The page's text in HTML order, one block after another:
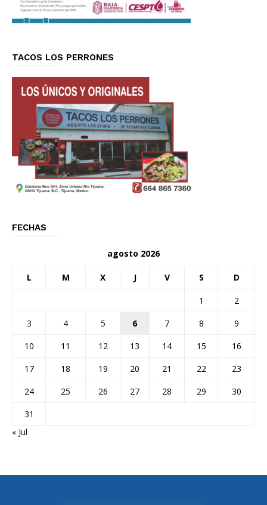
TACOS LOS PERRONES
FECHAS
agosto 2026
L M X J V S D
1
2
3
4 5 6 7 8
9
10
11 12 13 14 15
16
17
18 19 20 21 22
23
24
25 26 27 28 29
30
31
« Jul